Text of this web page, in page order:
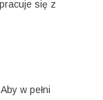
się z
w pełni